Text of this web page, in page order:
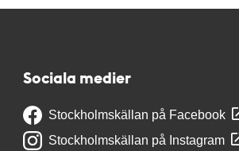
Sociala medier
Stockholmskällan på Facebook
Stockholmskällan på Instagram